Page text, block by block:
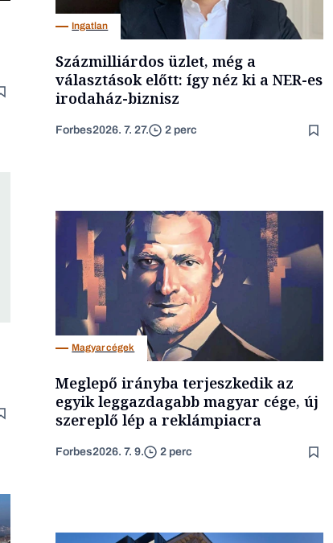
Ingatlan
Százmilliárdos üzlet, még a
választások előtt: így néz ki a NER-es
irodaház-biznisz
Forbes2026. 7. 27. 2 perc
Magyar cégek
Meglepő irányba terjeszkedik az
egyik leggazdagabb magyar cége, új
szereplő lép a reklámpiacra
Forbes2026. 7. 9. 2 perc